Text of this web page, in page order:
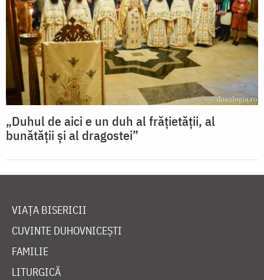
„Duhul de aici e un duh al frățietății, al
bunătății și al dragostei”
VIAȚA BISERICII
CUVINTE DUHOVNICEȘTI
FAMILIE
LITURGICĂ